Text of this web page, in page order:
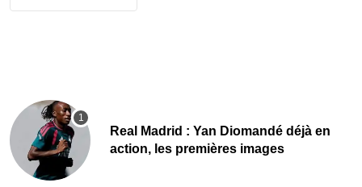
Real Madrid : Yan Diomandé déjà en
action, les premières images